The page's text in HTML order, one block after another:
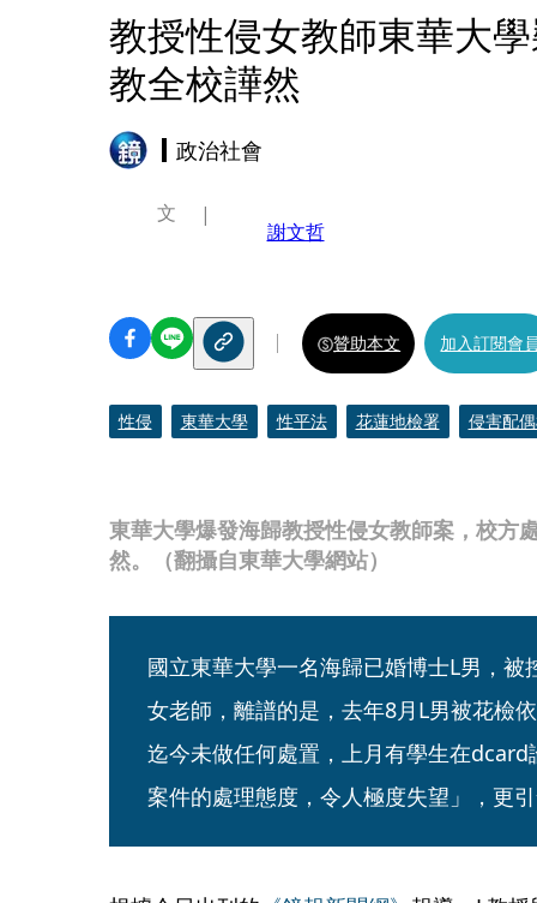
教授性侵女教師東華大
教全校譁然
政治社會
東華大學爆發海歸教授性侵女教師案，校方
然。（翻攝自東華大學網站）
文
謝文哲
贊助本文 加入訂閱會
性侵 東華大學 性平法 花蓮地檢署 侵害配
國立東華大學一名海歸已婚博士L男，
女老師，離譜的是，去年8月L男被花檢
迄今未做任何處置，上月有學生在
案件的處理態度，令人極度失望」，更